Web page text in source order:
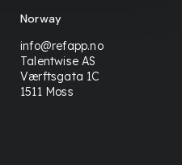
Norway
info@refapp.no
Talentwise AS
Værftsgata 1C
1511 Moss